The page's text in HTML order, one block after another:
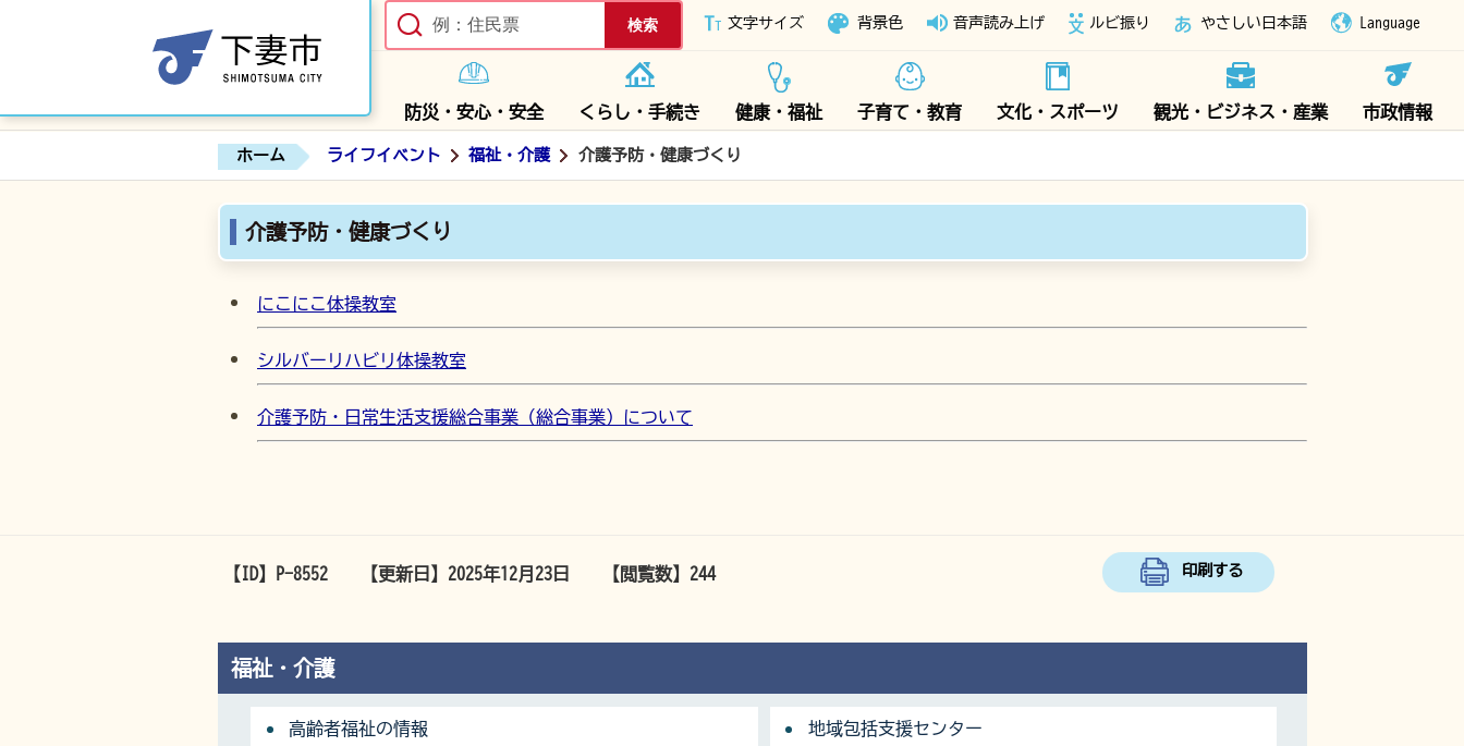
下妻市ホームページ
文字サイズ 背景色 音声読み上げ ルビ振り やさしい日本語 Language
防災・安心・安全 くらし・手続き 健康・福祉 子育て・教育 文化・スポーツ 観光・ビジネス・産業 市政情報
ホーム ライフイベント 福祉・介護 介護予防・健康づくり
介護予防・健康づくり
にこにこ体操教室
シルバーリハビリ体操教室
介護予防・日常生活支援総合事業（総合事業）について
【ID】 P-8552 【更新日】 2025年12月23日 【閲覧数】 244 印刷する
福祉・介護
高齢者福祉の情報 地域包括支援センター